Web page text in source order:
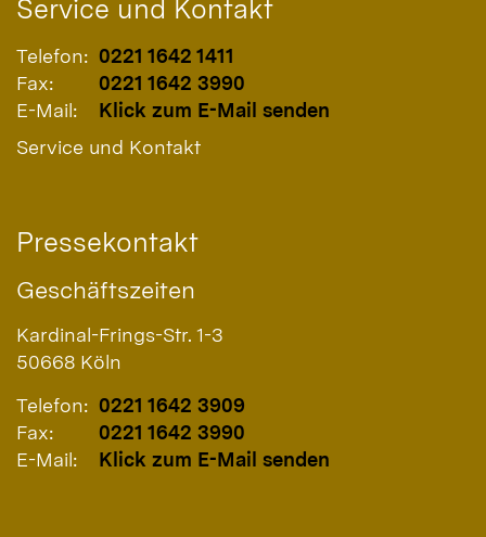
Service und Kontakt
Telefon: 0221 1642 1411
Fax:
0221 1642 3990
E-Mail:
Klick zum E-Mail senden
Service und Kontakt
Pressekontakt
Geschäftszeiten
Kardinal-Frings-Str. 1-3
50668 Köln
Telefon: 0221 1642 3909
Fax:
0221 1642 3990
E-Mail:
Klick zum E-Mail senden